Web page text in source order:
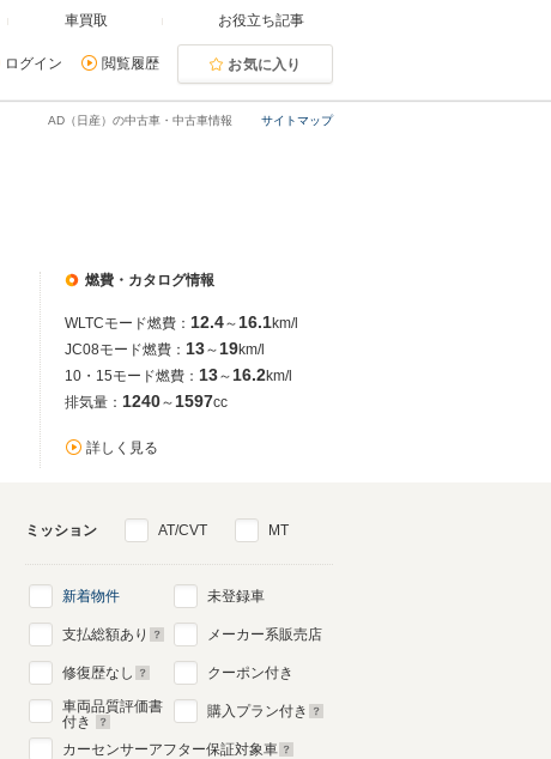
車買取 お役立ち記事
ログイン 閲覧履歴 お気に入り
サイトマップ
AD（日産）の中古車・中古車情報
燃費・カタログ情報
WLTCモード燃費： 12.4～ 16.1km/l
JC08モード燃費： 13～ 19km/l
10・15モード燃費： 13～ 16.2km/l
排気量： 1240～ 1597cc
詳しく見る
ミッション AT/CVT MT
新着物件
支払総額あり
修復歴なし
車両品質評価書
付き
未登録車
メーカー系販売店
クーポン付き
購入プラン付き
カーセンサーアフター保証対象車